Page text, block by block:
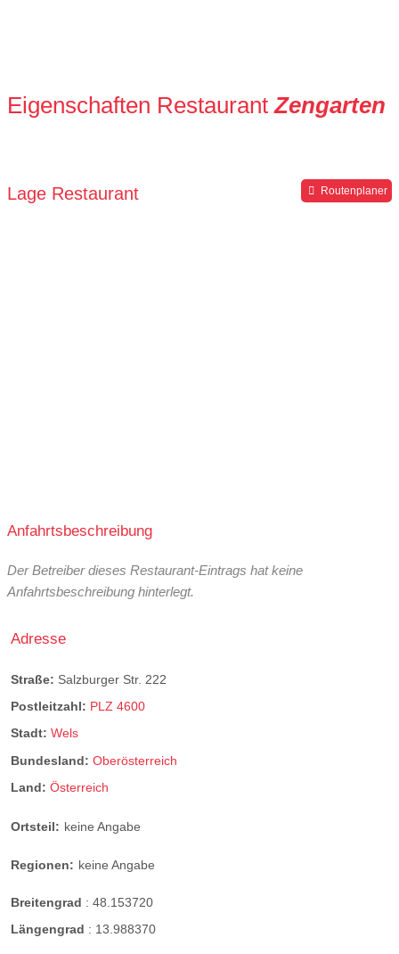
Eigenschaften RestaurantZengarten
Lage Restaurant Routenplaner
Anfahrtsbeschreibung
Der Betreiber dieses Restaurant-Eintrags hat keine
Anfahrtsbeschreibung hinterlegt.
Adresse
Straße: Salzburger Str. 222
Postleitzahl: PLZ 4600
Stadt: Wels
Bundesland: Oberösterreich
Land: Österreich
Ortsteil: keine Angabe
Regionen: keine Angabe
Breitengrad : 48.153720
Längengrad : 13.988370